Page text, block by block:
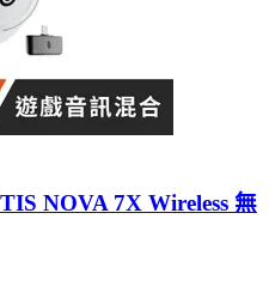
NOVA 7X Wireless 無